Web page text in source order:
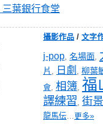
葉銀行食堂
攝影作品 / 文字
j-pop, 名場面,
片 , 日劇 , 柳葉
會, 相簿, 福
譯練習, 街景
龍馬伝…更多»